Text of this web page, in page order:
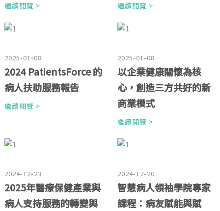
繼續閱覽 > 繼續閱覽 >
2025-01-08
2024 PatientsForce 的
病人扶助服務報告
繼續閱覽 >
2025-01-08
以企業健康關懷為核
心，創造三方共好的新
商業模式
繼續閱覽 >
2024-12-23
2025年醫療保健產業與
病人支持服務的轉變與
2024-12-20
智慧病人領袖學院專家
課程：病友賦能與賦